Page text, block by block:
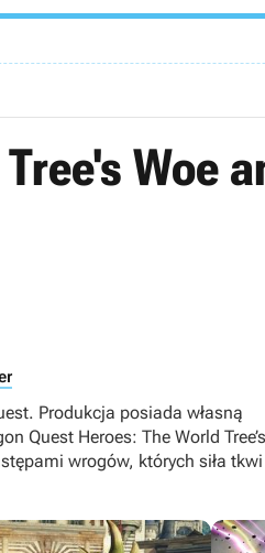
Woe
Produkcja posiada własną
Quest Heroes: The World
wrogów, których siła